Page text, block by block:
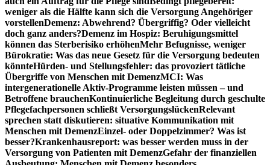
weniger als die Hälfte kann sich die Versorgung Angehöriger
vorstellenDemenz: Abwehrend? Übergriffig? Oder vielleicht
doch ganz anders?Demenz im Hospiz: Beruhigungsmittel
können das Sterberisiko erhöhenMehr Befugnisse, weniger
Bürokratie: Was das neue Gesetz für die Versorgung bedeuten
könnteHürden- und Stellungsfehler: das provoziert tätliche
Übergriffe von Menschen mit DemenzMCI: Was
intergenerationelle Aktiv-Programme leisten müssen – und
Betroffene brauchenKontinuierliche Begleitung durch geschulte
Pflegefachpersonen schließt VersorgungslückenRelevant
sprechen statt diskutieren: situative Kommunikation mit
Menschen mit DemenzEinzel- oder Doppelzimmer? Was ist
besser?Krankenhausreport: was besser werden muss in der
Versorgung von Patienten mit DemenzGefahr der finanziellen